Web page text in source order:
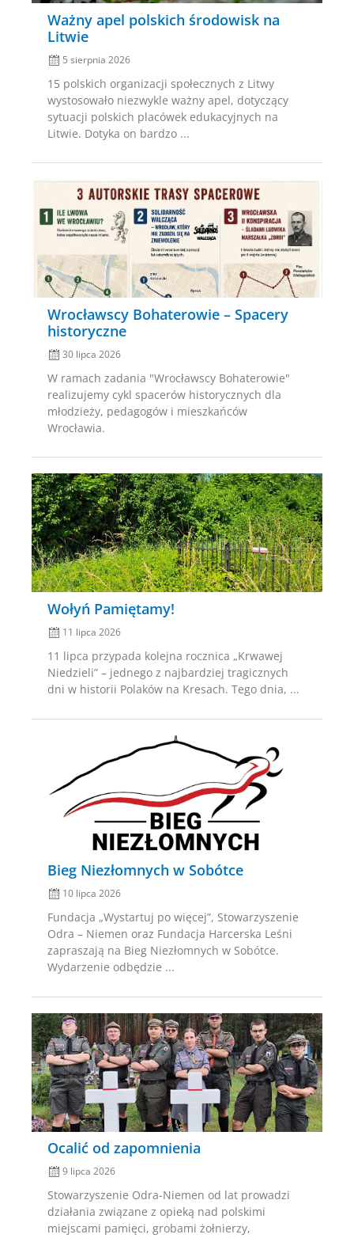
Ważny apel polskich środowisk na
Litwie
5 sierpnia 2026
15 polskich organizacji społecznych z Litwy
wystosowało niezwykle ważny apel, dotyczący
sytuacji polskich placówek edukacyjnych na
Litwie. Dotyka on bardzo ...
Wrocławscy Bohaterowie – Spacery
historyczne
Posted
30 lipca 2026
W ramach zadania "Wrocławscy Bohaterowie"
realizujemy cykl spacerów historycznych dla
młodzieży, pedagogów i mieszkańców
Wrocławia.
Wołyń Pamiętamy!
Posted
on
11 lipca 2026
11 lipca przypada kolejna rocznica „Krwawej
Niedzieli” – jednego z najbardziej tragicznych
dni w historii Polaków na Kresach. Tego dnia, ...
Bieg Niezłomnych w Sobótce
10 lipca 2026
Fundacja „Wystartuj po więcej”, Stowarzyszenie
Odra – Niemen oraz Fundacja Harcerska Leśni
zapraszają na Bieg Niezłomnych w Sobótce.
Wydarzenie odbędzie ...
Ocalić od zapomnienia
Posted
on
9 lipca 2026
Stowarzyszenie Odra-Niemen od lat prowadzi
działania związane z opieką nad polskimi
miejscami pamięci, grobami żołnierzy,